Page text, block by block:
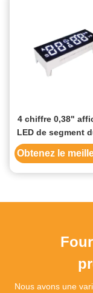
4 chiffre 0,38"
LED de segment
sept pour Oven
Custom
Obtenez le
Nous avons une